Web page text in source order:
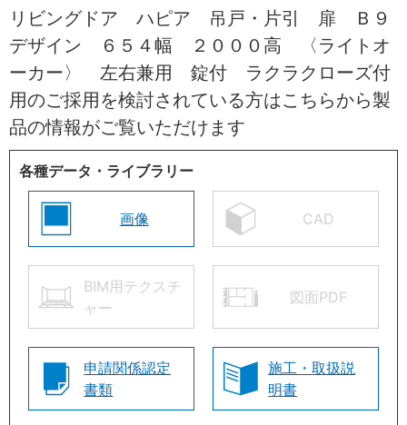
リビングドア ハピア 吊戸・片引 扉 Ｂ９
デザイン ６５４幅 ２０００高 〈ライトオ
ーカー〉 左右兼用 錠付 ラクラクローズ付
用のご採用を検討されている方はこちらから製
品の情報がご覧いただけます
各種データ・ライブラリー
画像 CAD
BIM用テクスチ
ャー
図面PDF
申請関係認定
書類
施工・取扱説
明書